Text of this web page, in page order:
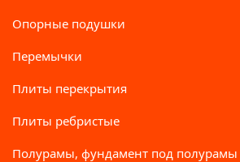
Опорные подушки
Перемычки
Плиты перекрытия
Плиты ребристые
Полурамы, фундамент под